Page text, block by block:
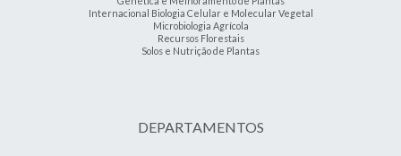
Internacional Biologia Celular e Molecular Vegetal
Microbiologia Agrícola
Recursos Florestais
Solos e Nutrição de Plantas
DEPARTAMENTOS